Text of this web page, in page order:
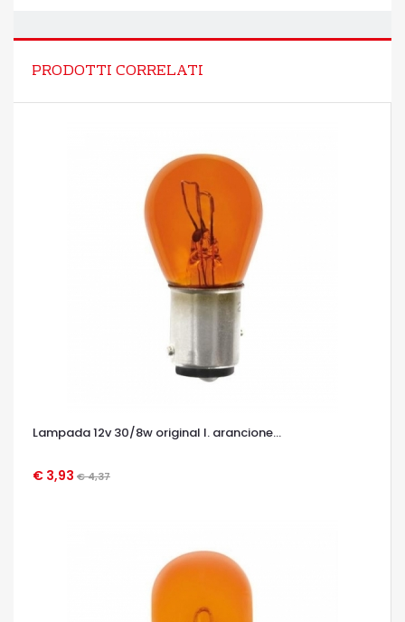
PRODOTTI CORRELATI
Lampada 12v 30/8w original l. arancione...
€ 3,93 € 4,37
OCCHIATA VELOCE